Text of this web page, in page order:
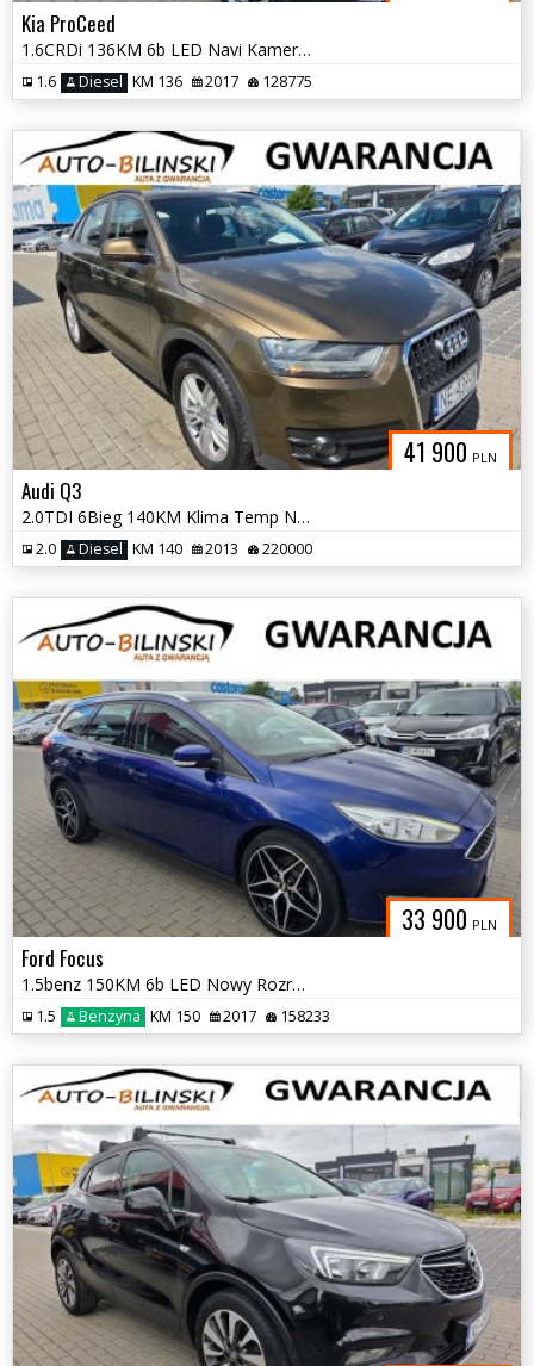
Kia ProCeed
1.6CRDi 136KM 6b LED Navi Kamera+Parktronic Tempomat Opłaty Gwarancja
1.6 Diesel KM 136 2017 128775
41 900 PLN
Audi Q3
2.0TDI 6Bieg 140KM Klima Temp Navi Parkronic Grz.Fotele Faktura Gwaran
2.0 Diesel KM 140 2013 220000
33 900 PLN
Ford Focus
1.5benz 150KM 6b LED Nowy Rozrząd Grz.Szyba+fotele Parktr Opłaty Gwara
1.5 Benzyna KM 150 2017 158233